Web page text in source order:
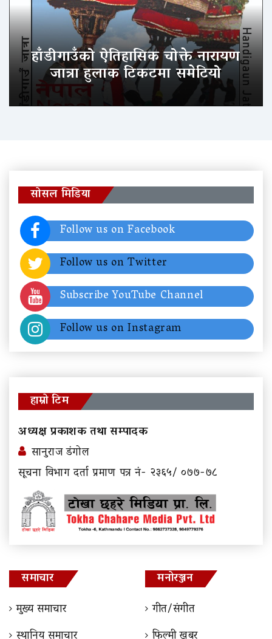
हाँडीगाउँको ऐतिहासिक चोक्ते नारायण
जात्रा हुलाक टिकटमा समेटियो
सोसल मिडिया
Follow us on Facebook
Follow us on Twitter
Subscribe YouTube Channel
Follow us on Instagram
हाम्रो टिम
अध्यक्ष प्रकाशक तथा सम्पादक
सानुराज डंगोल
सूचना विभाग दर्ता प्रमाण पत्र नं- २३६५/ ०७७-७८
समाचार
मुख्य समाचार
मनोरञ्जन
गीत/संगीत